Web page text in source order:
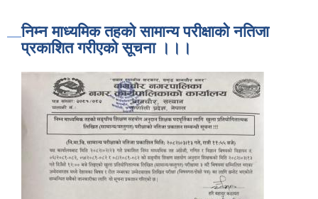
निम्न माध्यमिक तहकाे सामान्य परीक्षाकाे नतिजा
प्रकाशित गरीएकाे सूचना ।।।